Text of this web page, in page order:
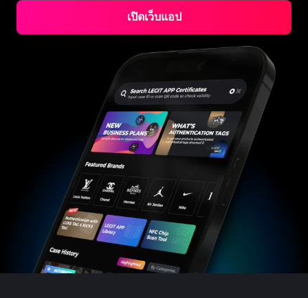
เปิดเว็บแอป